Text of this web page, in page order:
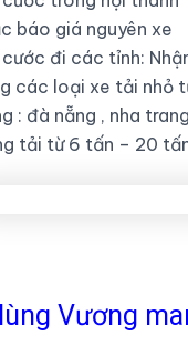
báo giá nguyên xe
đi các tỉnh:
các loại xe tải nhỏ
: đà nẵng , nha
tải từ 6 tấn – 20
Vương